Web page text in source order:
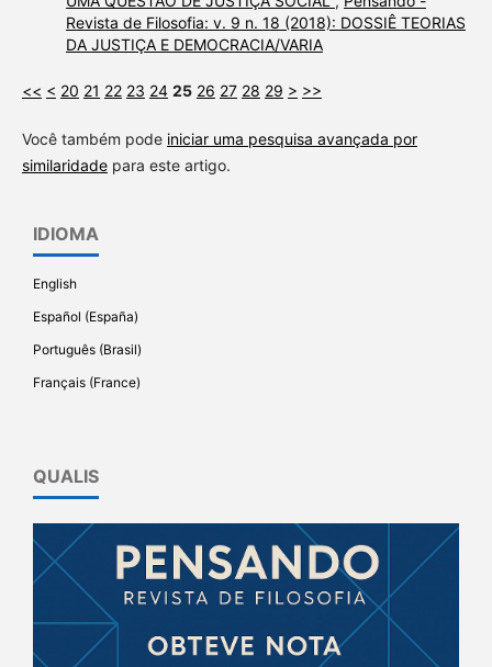
Revista de Filosofia: v. 9 n. 18 (2018): DOSSIÊ TEORIAS
DA JUSTIÇA E DEMOCRACIA/VARIA
<< < 20 21 22 23 24 25 26 27 28 29 > >>
Você também pode iniciar uma pesquisa avançada por
similaridadepara este artigo.
IDIOMA
English
Español (España)
Português (Brasil)
Français (France)
QUALIS